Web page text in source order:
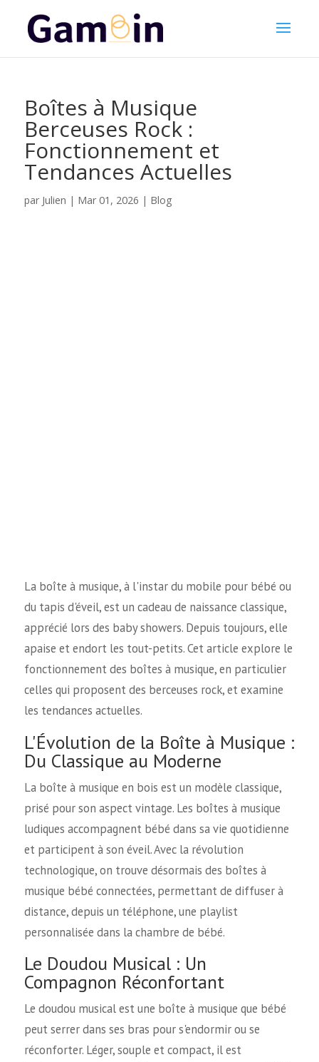
Boîtes à Musique
Berceuses Rock :
Fonctionnement et
Tendances Actuelles
par Julien | Mar 01, 2026 | Blog
La boîte à musique, à l'instar du mobile pour bébé ou
du tapis d'éveil, est un cadeau de naissance classique,
apprécié lors des baby showers. Depuis toujours, elle
apaise et endort les tout-petits. Cet article explore le
fonctionnement des boîtes à musique, en particulier
celles qui proposent des berceuses rock, et examine
les tendances actuelles.
L'Évolution de la Boîte à Musique :
Du Classique au Moderne
La boîte à musique en bois est un modèle classique,
prisé pour son aspect vintage. Les boîtes à musique
ludiques accompagnent bébé dans sa vie quotidienne
et participent à son éveil. Avec la révolution
technologique, on trouve désormais des boîtes à
musique bébé connectées, permettant de diffuser à
distance, depuis un téléphone, une playlist
personnalisée dans la chambre de bébé.
Le Doudou Musical : Un
Compagnon Réconfortant
Le doudou musical est une boîte à musique que bébé
peut serrer dans ses bras pour s'endormir ou se
réconforter. Léger, souple et compact, il est